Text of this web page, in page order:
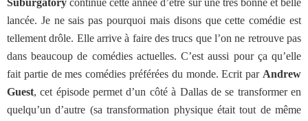
Suburgatory continue cette année d’être sur une très bonne et belle
lancée. Je ne sais pas pourquoi mais disons que cette comédie est
tellement drôle. Elle arrive à faire des trucs que l’on ne retrouve pas
dans beaucoup de comédies actuelles. C’est aussi pour ça qu’elle
fait partie de mes comédies préférées du monde. Ecrit par Andrew
Guest, cet épisode permet d’un côté à Dallas de se transformer en
quelqu’un d’autre (sa transformation physique était tout de même